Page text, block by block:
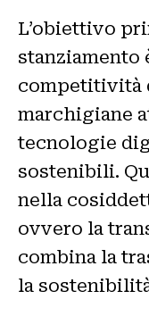
L’obiettivo
stanziamento
competitività
marchigiane
tecnologie
sostenibili.
nella
ovvero la
combina la
la